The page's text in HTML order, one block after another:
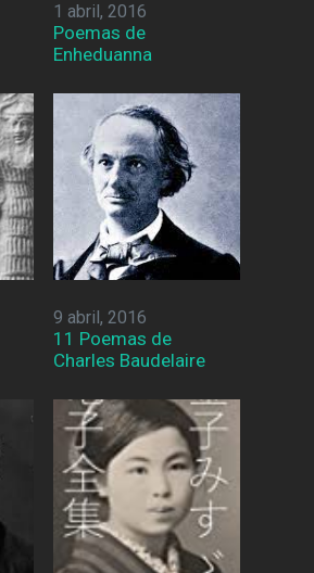
1 abril, 2016
Poemas de
Enheduanna
9 abril, 2016
11 Poemas de
Charles Baudelaire